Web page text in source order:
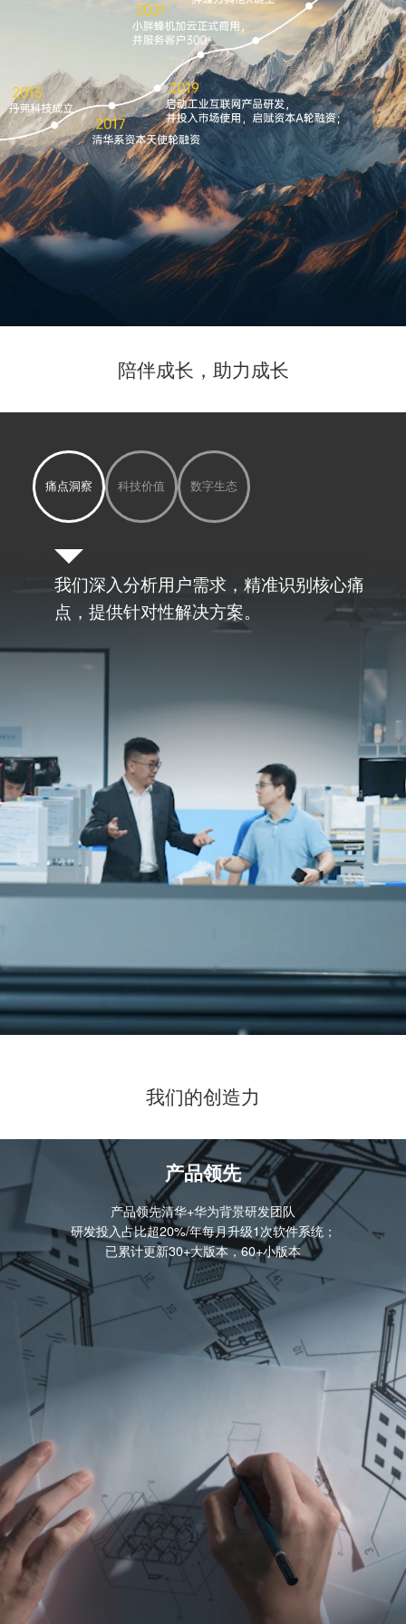
陪伴成长，助力成长
痛点洞察 科技价值 数字生态
我们深入分析用户需求，精准识别核心痛
点，提供针对性解决方案。
我们的创造力
产品领先
产品领先清华+华为背景研发团队
研发投入占比超20%/年每月升级1次软件系统；
已累计更新30+大版本，60+小版本